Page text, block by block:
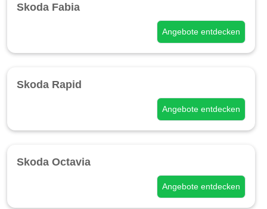
Skoda Fabia
Angebote entdecken
Skoda Rapid
Angebote entdecken
Skoda Octavia
Angebote entdecken